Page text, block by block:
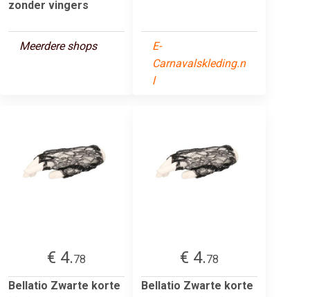
zonder vingers
Meerdere shops
E-
Carnavalskleding.n
l
€ 4.78
Bellatio Zwarte korte
€ 4.78
Bellatio Zwarte korte